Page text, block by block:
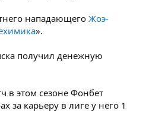
нападающего Жоэ-
».
получил денежную
в этом сезоне Фонбет
за карьеру в лиге у него 1